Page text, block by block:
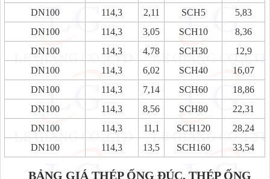
DN100 114,3 2,11 SCH5
5,83
DN100
114,3 3,05 SCH10
8,36
DN100
114,3 4,78 SCH30
12,9
DN100
114,3 6,02 SCH40
16,07
DN100
114,3 7,14 SCH60
18,86
DN100
114,3 8,56 SCH80
22,31
DN100
114,3 11,1 SCH120
28,24
DN100
114,3 13,5 SCH160 33,54
BẢNG GIÁ THÉP ỐNG ĐÚC, THÉP ỐNG